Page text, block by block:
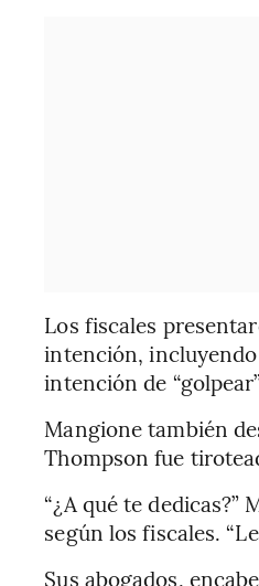
Los fiscales
intención, incluyendo
intención de
Mangione también
Thompson fue
“¿A qué te
según los fiscales.
Sus abogados,